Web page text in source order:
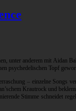
unter anderem mit Aidan
psychedelischen Topf
– einzelne Songs
Krautrock und
Stimme schneidet